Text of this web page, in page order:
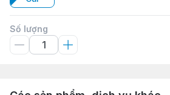
Số lượng